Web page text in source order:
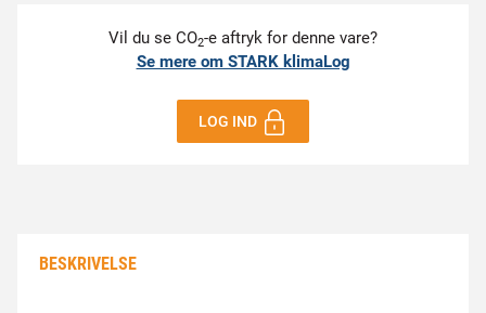
Vil du se CO2-e aftryk for denne vare?
Se mere om STARK klimaLog
LOG IND
BESKRIVELSE